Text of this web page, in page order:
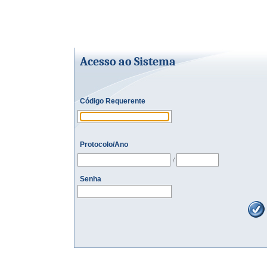
Acesso ao Sistema
Código Requerente
Protocolo/Ano
/
Senha